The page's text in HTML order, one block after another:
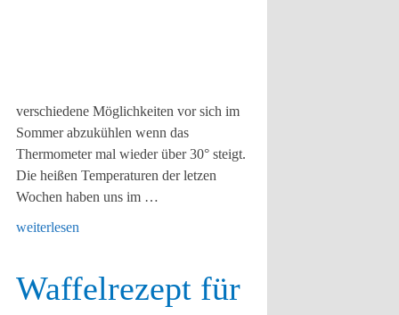
verschiedene Möglichkeiten vor sich im
Sommer abzukühlen wenn das
Thermometer mal wieder über 30° steigt.
Die heißen Temperaturen der letzen
Wochen haben uns im …
weiterlesen
Waffelrezept für